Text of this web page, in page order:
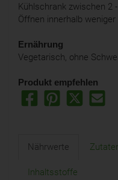
Kühlschrank zwischen 2
Öffnen innerhalb weniger
Ernährung
Vegetarisch, ohne
Produkt empfehlen
Nährwerte
Inhaltsstoffe